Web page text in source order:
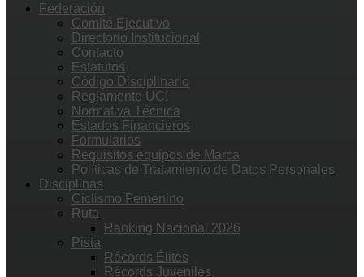
Federación
Comité Ejecutivo
Directorio Institucional
Contacto
Estatutos
Código Disciplinario
Reglamento UCI
Normativa Técnica
Estados Financieros
Formularios
Requisitos equipos de Marca
Políticas de Tratamiento de Datos Personales
Disciplinas
Ciclismo Femenino
Ruta
Ranking Nacional 2026
Pista
Récords Élites
Récords Juveniles